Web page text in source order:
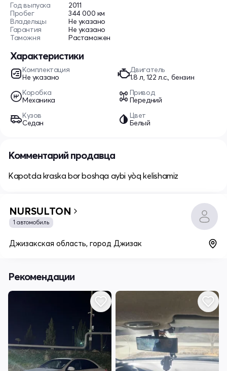
Год выпуска
2011
Пробег
344 000 км
Владельцы
Не указано
Гарантия
Не указано
Таможня
Растаможен
Характеристики
Комплектация
Не указано
Двигатель
1.8 л, 122 л.с., бензин
Коробка
Механика
Привод
Передний
Кузов
Седан
Цвет
Белый
Комментарий продавца
Kapotda kraska bor boshqa aybi yòq kelishamiz
NURSULTON
1 автомобиль
Джизакская область, город Джизак
Рекомендации